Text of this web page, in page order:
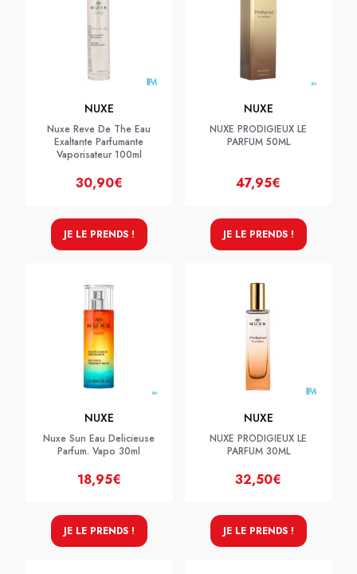
NUXE
Nuxe Reve De The Eau
Exaltante Parfumante
Vaporisateur 100ml
30,90€
JE LE PRENDS !
NUXE
NUXE PRODIGIEUX LE
PARFUM 50ML
47,95€
JE LE PRENDS !
NUXE
Nuxe Sun Eau Delicieuse
Parfum. Vapo 30ml
18,95€
JE LE PRENDS !
NUXE
NUXE PRODIGIEUX LE
PARFUM 30ML
32,50€
JE LE PRENDS !